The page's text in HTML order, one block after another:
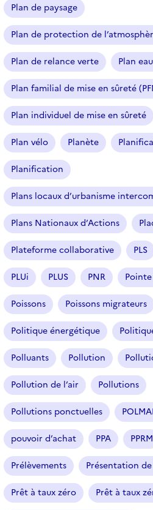
Plan de paysage
Plan de protection de
Plan de relance verte Plan
Plan familial de mise en sûreté
Plan individuel de mise en sûreté
Plan vélo Planète
Planification
Plans locaux d’urbanisme
Plans Nationaux d’Actions
Plateforme collaborative PLS
PLUi PLUS PNR
Poissons Poissons migrateurs
Politique énergétique
Polluants Pollution
Pollution de l’air Pollutions
Pollutions ponctuelles
pouvoir d’achat PPA PPRM
Prélèvements Présentation de
Prêt à taux zéro Prêt à taux